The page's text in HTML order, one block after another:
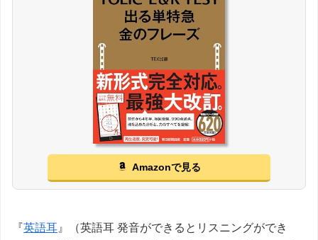
Amazonで見る
『英語耳 』（英語耳 発音ができるとリスニングができ